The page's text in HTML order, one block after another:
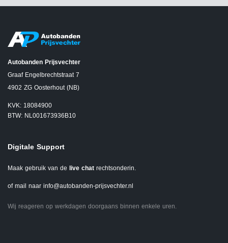
Autobanden Prijsvechter
Graaf Engelbrechtstraat 7
4902 ZG Oosterhout (NB)
KVK: 18084900
BTW: NL001673936B10
Digitale Support
Maak gebruik van de live chat rechtsonderin.
of mail naar info@autobanden-prijsvechter.nl
Wij reageren op werkdagen doorgaans binnen enkele uren.